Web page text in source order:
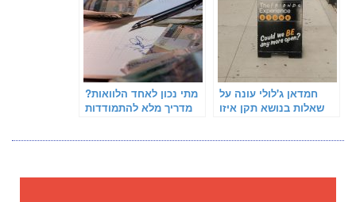
מתי נכון לאחד הלוואות?
מדריך מלא להתמודדות
חמדאן ג'לולי עונה על
שאלות בנושא תקן איזו